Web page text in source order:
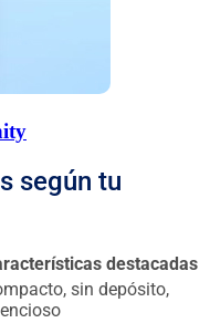
según tu
destacadas
sin depósito,